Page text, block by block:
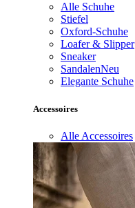
Alle Schuhe
Stiefel
Oxford-Schuhe
Loafer & Slipper
Sneaker
SandalenNeu
Elegante Schuhe
Accessoires
Alle Accessoires